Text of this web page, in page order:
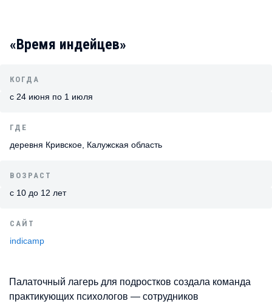
«Время индейцев»
КОГДА
с 24 июня по 1 июля
ГДЕ
деревня Кривское, Калужская область
ВОЗРАСТ
с 10 до 12 лет
САЙТ
indicamp
Палаточный лагерь для подростков создала команда
практикующих психологов — сотрудников